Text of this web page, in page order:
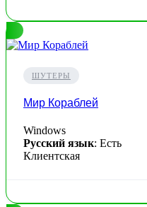
ШУТЕРЫ
Мир Кораблей
Windows
Русский язык: Есть
Клиентская